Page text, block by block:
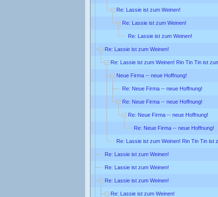
Re: Lassie ist zum Weinen!
Re: Lassie ist zum Weinen!
Re: Lassie ist zum Weinen!
Re: Lassie ist zum Weinen!
Re: Lassie ist zum Weinen! Rin Tin Tin ist
Neue Firma -- neue Hoffnung!
Re: Neue Firma -- neue Hoffnung!
Re: Neue Firma -- neue Hoffnung!
Re: Neue Firma -- neue Hoffnung!
Re: Neue Firma -- neue Hoffnung!
Re: Lassie ist zum Weinen! Rin Tin Tin ist
Re: Lassie ist zum Weinen!
Re: Lassie ist zum Weinen!
Re: Lassie ist zum Weinen!
Re: Lassie ist zum Weinen!